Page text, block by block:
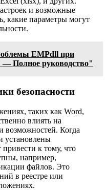
и возможные
какие параметры могут
EMPdll при
— Полное руководство"
безопасности
таких как Word,
влиять на
возможностей. Когда
установлены
к тому, что
например,
файлов. Это
в реестре или